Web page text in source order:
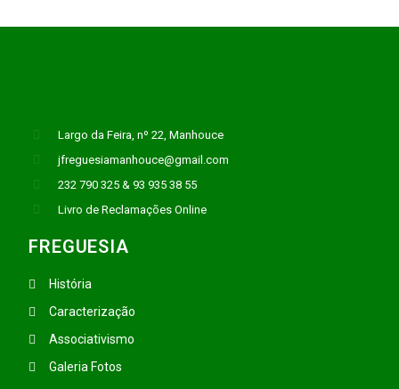
Largo da Feira, nº 22, Manhouce
jfreguesiamanhouce@gmail.com
232 790 325 & 93 935 38 55
Livro de Reclamações Online
FREGUESIA
História
Caracterização
Associativismo
Galeria Fotos